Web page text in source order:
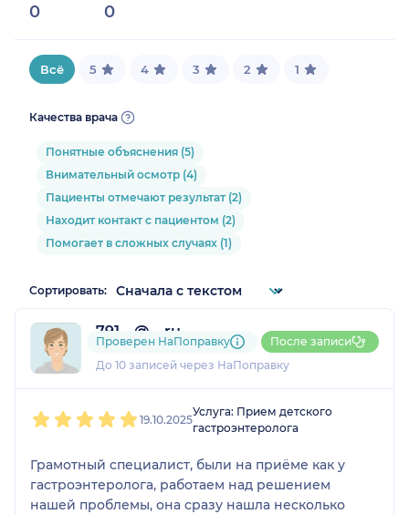
0 0
Всё 5 4 3 2 1
Качества врача
Понятные объяснения (5)
Внимательный осмотр (4)
Пациенты отмечают результат (2)
Находит контакт с пациентом (2)
Помогает в сложных случаях (1)
Сортировать:
791....@....ru
1 отзыв
До 10 записей через НаПоправку
Проверен НаПоправку После записи
19.10.2025
Услуга: Прием детского
гастроэнтеролога
Грамотный специалист, были на приёме как у
гастроэнтеролога, работаем над решением
нашей проблемы, она сразу нашла несколько